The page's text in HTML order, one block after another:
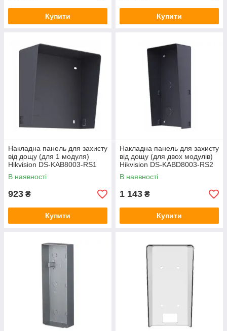
Купити Купити
Накладна панель для захисту
від дощу (для 1 модуля)
Hikvision DS-KAB8003-RS1
В наявності
923 ₴
Купити
Накладна панель для захисту
від дощу (для двох модулів)
Hikvision DS-KABD8003-RS2
В наявності
1 143 ₴
Купити